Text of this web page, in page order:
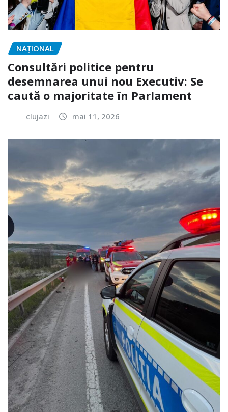
NAŢIONAL
Consultări politice pentru
desemnarea unui nou Executiv: Se
caută o majoritate în Parlament
clujazi mai 11, 2026